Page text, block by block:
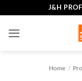
inhoud
J&H
Home /